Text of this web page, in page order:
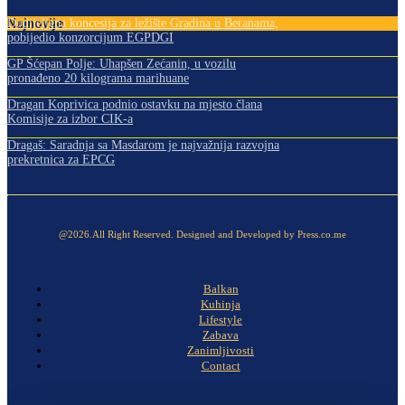
Najnovije
Dodijeljena koncesija za ležište Gradina u Beranama,
pobijedio konzorcijum EGPDGI
GP Šćepan Polje: Uhapšen Zećanin, u vozilu
pronađeno 20 kilograma marihuane
Dragan Koprivica podnio ostavku na mjesto člana
Komisije za izbor CIK-a
Dragaš: Saradnja sa Masdarom je najvažnija razvojna
prekretnica za EPCG
@2026.All Right Reserved. Designed and Developed by Press.co.me
Balkan
Kuhinja
Lifestyle
Zabava
Zanimljivosti
Contact